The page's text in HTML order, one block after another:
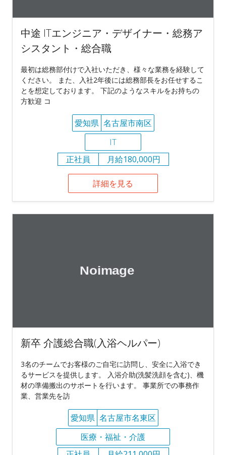
中途 ITエンジニア・デザイナー・総務ア
シスタント・総合職
最初は総務部付けで入社いただき、様々な業務を経験して
ください。 また、入社2年後には総務部長をお任せするこ
とを想定しております。 下記のようなスキルをお持ちの
方歓迎 コ
愛知県 名古屋市南区
IT
正社員
月給180,000円
詳細を見る
新卒 介護総合職(入浴ヘルパー)
3名のチームでお客様のご自宅に訪問し、安全に入浴でき
るサービスを提供します。 入浴介助(洗髪洗顔を含む)、機
材の準備搬出のサポートを行います。 事業所での事務作
業、営業先を訪
愛知県 名古屋市名東区
医療・福祉・介護